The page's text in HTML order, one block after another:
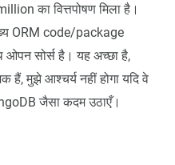
का वित्तपोषण मिला है।
ORM code/package
सोर्स है। यह अच्छा है,
मुझे आश्चर्य नहीं होगा यदि वे
जैसा कदम उठाएँ।